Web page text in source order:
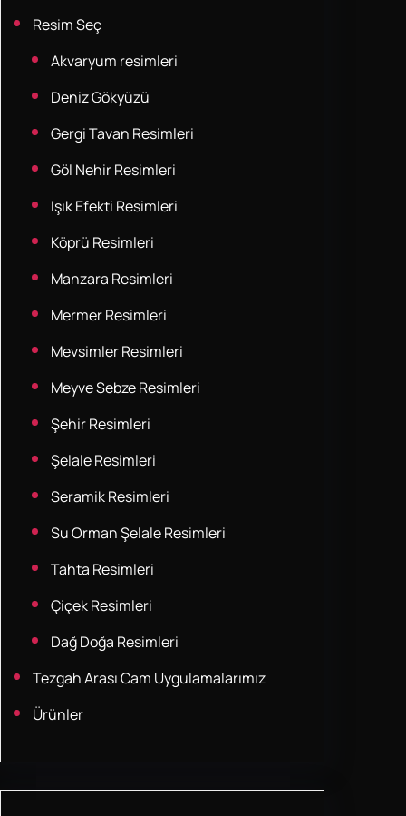
Resim Seç
Akvaryum resimleri
Deniz Gökyüzü
Gergi Tavan Resimleri
Göl Nehir Resimleri
Işık Efekti Resimleri
Köprü Resimleri
Manzara Resimleri
Mermer Resimleri
Mevsimler Resimleri
Meyve Sebze Resimleri
Şehir Resimleri
Şelale Resimleri
Seramik Resimleri
Su Orman Şelale Resimleri
Tahta Resimleri
Çiçek Resimleri
Dağ Doğa Resimleri
Tezgah Arası Cam Uygulamalarımız
Ürünler